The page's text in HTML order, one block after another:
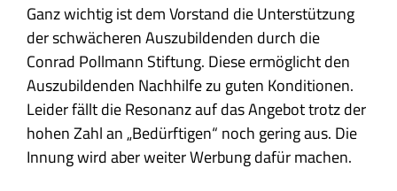
Ganz wichtig ist dem Vorstand die Unterstützung
der schwächeren Auszubildenden durch die
Conrad Pollmann Stiftung. Diese ermöglicht den
Auszubildenden Nachhilfe zu guten Konditionen.
Leider fällt die Resonanz auf das Angebot trotz der
hohen Zahl an „Bedürftigen“ noch gering aus. Die
Innung wird aber weiter Werbung dafür machen.